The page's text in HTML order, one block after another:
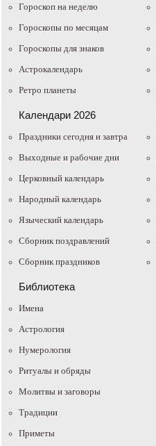
Гороскоп на неделю
Гороскопы по месяцам
Гороскопы для знаков
Астрокалендарь
Ретро планеты
Календари 2026
Праздники сегодня и завтра
Выходные и рабочие дни
Церковный календарь
Народный календарь
Языческий календарь
Сборник поздравлений
Сборник праздников
Библиотека
Имена
Астрология
Нумерология
Ритуалы и обряды
Молитвы и заговоры
Традиции
Приметы